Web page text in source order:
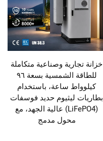
خزانة تجارية وصناعية متكاملة
للطاقة الشمسية بسعة ٩٦
كيلوواط ساعة، باستخدام
بطاريات ليثيوم حديد فوسفات
(LiFePO4) عالية الجهد، مع
محول مدمج